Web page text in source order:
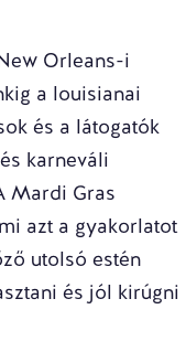
Orleans-i
a louisianai
és a látogatók
karneváli
Mardi Gras
azt a gyakorlatot
utolsó estén
és jól kirúgni